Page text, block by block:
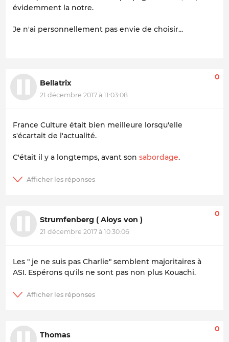
évidemment la notre.
Je n'ai personnellement pas envie de choisir...
Bellatrix
21 décembre 2017 à 11:03:08
0
France Culture était bien meilleure lorsqu'elle
s'écartait de l'actualité.
C'était il y a longtemps, avant son sabordage.
Strumfenberg ( Aloys von )
21 décembre 2017 à 10:30:06
0
Les " je ne suis pas Charlie" semblent majoritaires à
ASI. Espérons qu'ils ne sont pas non plus Kouachi.
Thomas
0